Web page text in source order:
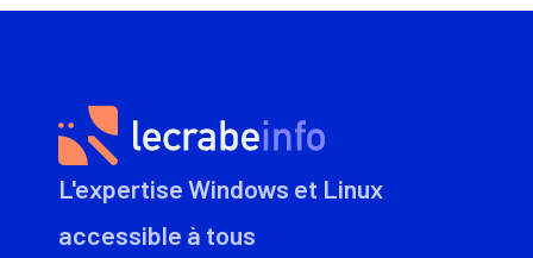
L'expertise Windows et Linux
accessible à tous